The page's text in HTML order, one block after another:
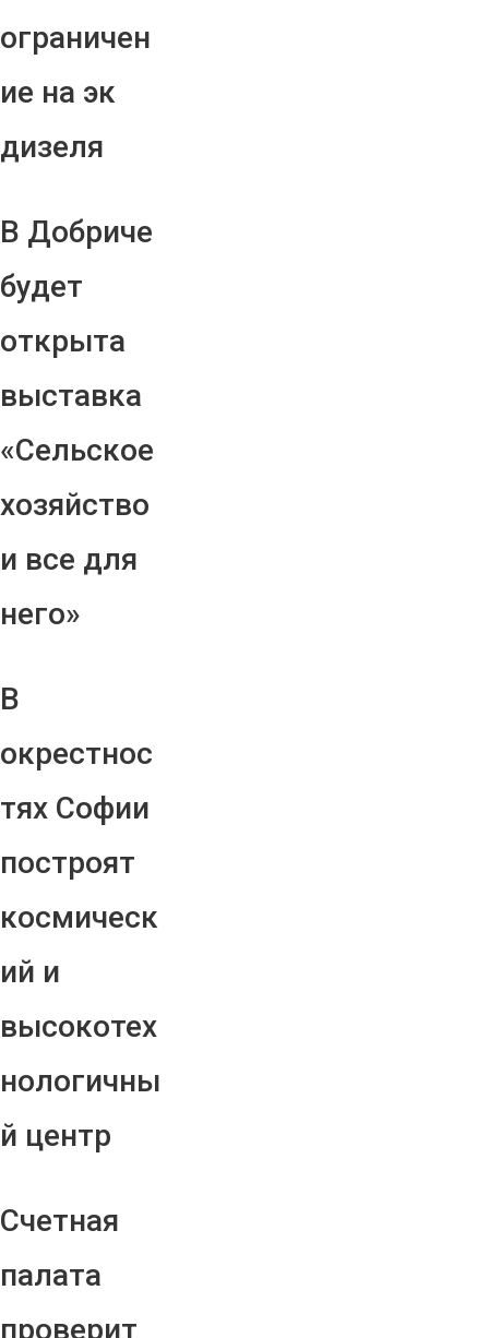
ограничен
ие на эк
дизеля
В Добриче
будет
открыта
выставка
«Сельское
хозяйство
и все для
него»
В
окрестнос
тях Софии
построят
космическ
ий и
высокотех
нологичны
й центр
Счетная
палата
проверит